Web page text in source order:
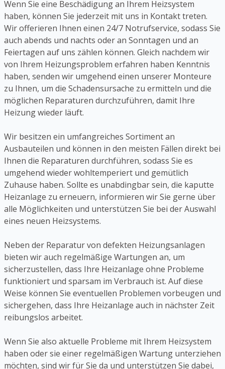
Wenn Sie eine Beschädigung an Ihrem Heizsystem
haben, können Sie jederzeit mit uns in Kontakt treten.
Wir offerieren Ihnen einen 24/7 Notrufservice, sodass Sie
auch abends und nachts oder an Sonntagen und an
Feiertagen auf uns zählen können. Gleich nachdem wir
von Ihrem Heizungsproblem erfahren haben Kenntnis
haben, senden wir umgehend einen unserer Monteure
zu Ihnen, um die Schadensursache zu ermitteln und die
möglichen Reparaturen durchzuführen, damit Ihre
Heizung wieder läuft.
Wir besitzen ein umfangreiches Sortiment an
Ausbauteilen und können in den meisten Fällen direkt bei
Ihnen die Reparaturen durchführen, sodass Sie es
umgehend wieder wohltemperiert und gemütlich
Zuhause haben. Sollte es unabdingbar sein, die kaputte
Heizanlage zu erneuern, informieren wir Sie gerne über
alle Möglichkeiten und unterstützen Sie bei der Auswahl
eines neuen Heizsystems.
Neben der Reparatur von defekten Heizungsanlagen
bieten wir auch regelmäßige Wartungen an, um
sicherzustellen, dass Ihre Heizanlage ohne Probleme
funktioniert und sparsam im Verbrauch ist. Auf diese
Weise können Sie eventuellen Problemen vorbeugen und
sichergehen, dass Ihre Heizanlage auch in nächster Zeit
reibungslos arbeitet.
Wenn Sie also aktuelle Probleme mit Ihrem Heizsystem
haben oder sie einer regelmäßigen Wartung unterziehen
möchten, sind wir für Sie da und unterstützen Sie dabei,